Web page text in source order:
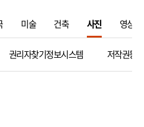
미술 건축 사진 영상
권리자찾기정보시스템 저작권등록